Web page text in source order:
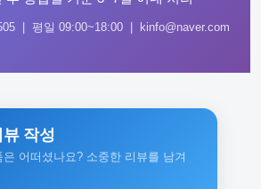
| 평일 09:00~18:00 | kinfo@naver.com
작성
은 어떠셨나요? 소중한 리뷰를 남겨